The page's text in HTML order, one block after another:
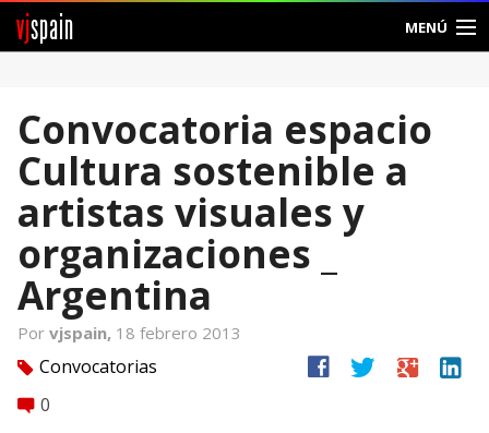
vjspain MENÚ
Foros
Noticias
Ayuda
Contacto
Entrar
Convocatoria espacio
Cultura sostenible a
artistas visuales y
organizaciones _
Argentina
Por vjspain, 18 febrero 2013
tag Convocatorias
comment 0
facebook twitter google linkedin